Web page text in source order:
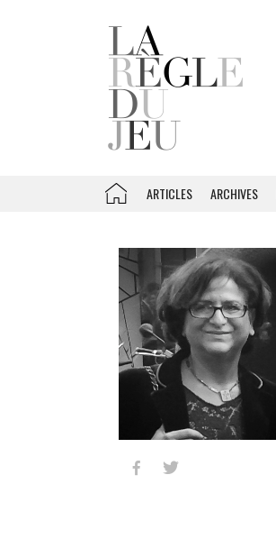
ARTICLES ARCHIVES
 